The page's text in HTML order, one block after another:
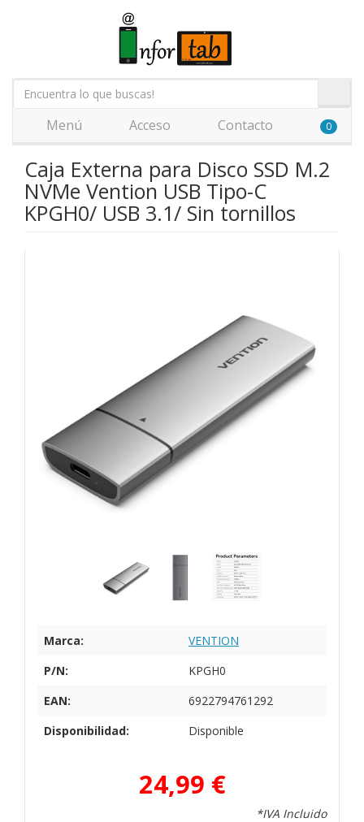
Menú Acceso Contacto 0
Caja Externa para Disco SSD M.2
NVMe Vention USB Tipo-C
KPGH0/ USB 3.1/ Sin tornillos
Marca:
VENTION
P/N:
KPGH0
EAN:
6922794761292
Disponibilidad:
Disponible
24,99 €
*IVA Incluido